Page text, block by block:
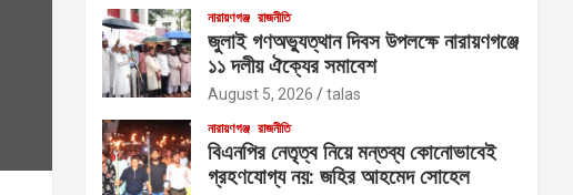
নারায়ণগঞ্জ রাজনীতি
জুলাই গণঅভ্যুত্থান দিবস উপলক্ষে নারায়ণগঞ্জে
১১ দলীয় ঐক্যের সমাবেশ
August 5, 2026 talas
নারায়ণগঞ্জ রাজনীতি
বিএনপির নেতৃত্ব নিয়ে মন্তব্য কোনোভাবেই
গ্রহণযোগ্য নয়: জহির আহমেদ সোহেল